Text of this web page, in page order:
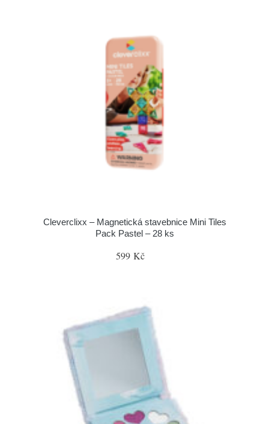
Cleverclixx – Magnetická stavebnice Mini Tiles
Pack Pastel – 28 ks
599 Kč